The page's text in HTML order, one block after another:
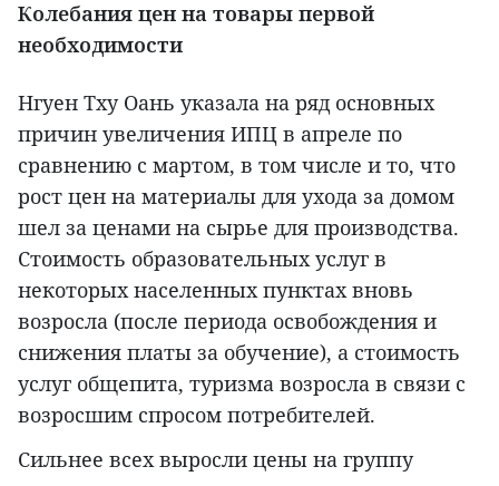
Колебания цен на товары первой
необходимости
Нгуен Тху Оань указала на ряд основных
причин увеличения ИПЦ в апреле по
сравнению с мартом, в том числе и то, что
рост цен на материалы для ухода за домом
шел за ценами на сырье для производства.
Стоимость образовательных услуг в
некоторых населенных пунктах вновь
возросла (после периода освобождения и
снижения платы за обучение), а стоимость
услуг общепита, туризма возросла в связи с
возросшим спросом потребителей.
Сильнее всех выросли цены на группу